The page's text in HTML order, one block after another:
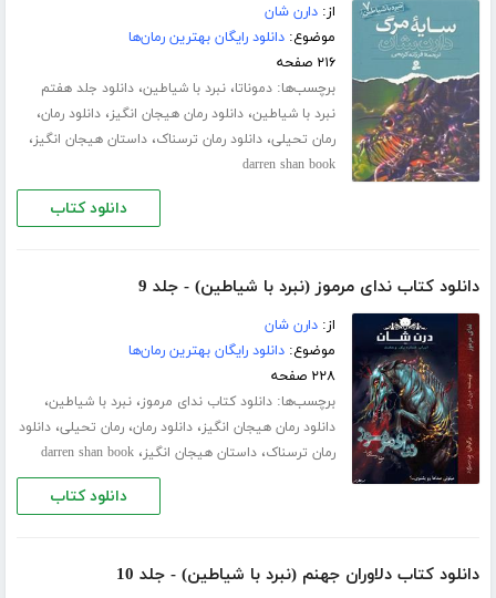
از:دارن شان
موضوع:دانلود رایگان بهترین رمان‌ها
۲۱۶ صفحه
برچسب‌ها:دموناتا،نبرد با شیاطین،دانلود جلد هفتم
نبرد با شیاطین،دانلود رمان هیجان انگیز،دانلود رمان،
رمان تحیلی،دانلود رمان ترسناک،داستان هیجان انگیز،
darren shan book
دانلود کتاب
دانلود کتاب ندای مرموز (نبرد با شیاطین) - جلد 9
از:دارن شان
موضوع:دانلود رایگان بهترین رمان‌ها
۲۲۸ صفحه
برچسب‌ها:دانلود کتاب ندای مرموز،نبرد با شیاطین،
دانلود رمان هیجان انگیز،دانلود رمان،رمان تحیلی،دانلود
رمان ترسناک،داستان هیجان انگیز،darren shan book
دانلود کتاب
دانلود کتاب دلاوران جهنم (نبرد با شیاطین) - جلد 10